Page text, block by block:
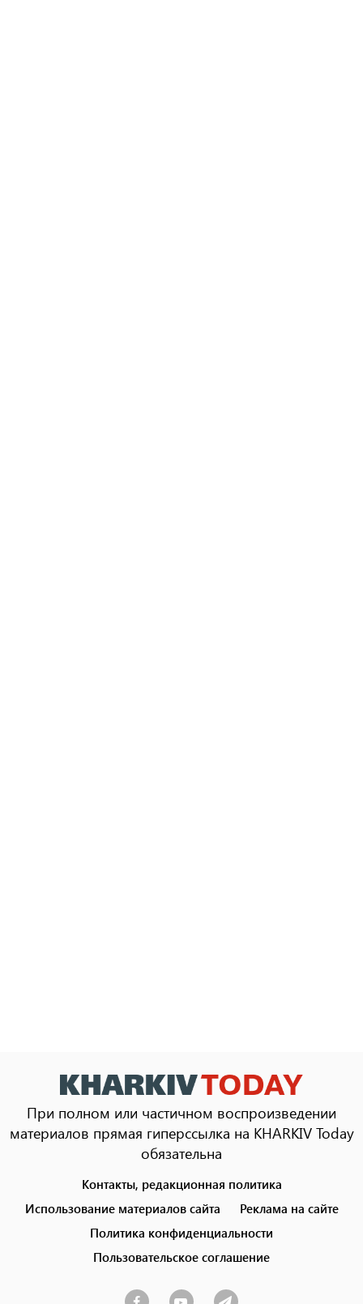
При полном или частичном воспроизведении
материалов прямая гиперссылка на KHARKIV Today
обязательна
menu
Контакты, редакционная политика
Использование материалов сайта
Реклама на сайте
Политика конфиденциальности
Пользовательское соглашение